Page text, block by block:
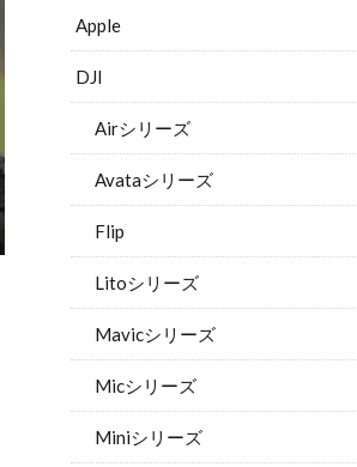
Apple
DJI
Airシリーズ
Avataシリーズ
Flip
Litoシリーズ
Mavicシリーズ
Micシリーズ
Miniシリーズ